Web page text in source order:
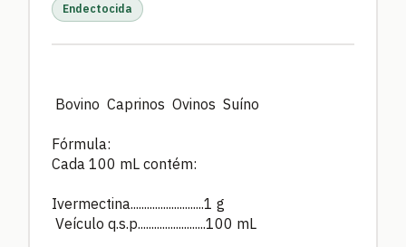
Endectocida
Bovino Caprinos Ovinos Suíno
Fórmula:
Cada 100 mL contém:
Ivermectina...........................1 g
Veículo q.s.p.........................100 mL